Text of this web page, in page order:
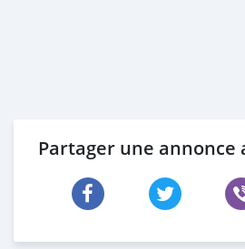
Partager une annonce